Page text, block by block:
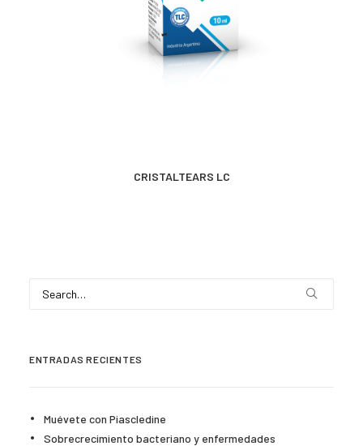
MÁS INFORMACIÓN
CRISTALTEARS LC
ENTRADAS RECIENTES
Muévete con Piascledine
Sobrecrecimiento bacteriano y enfermedades